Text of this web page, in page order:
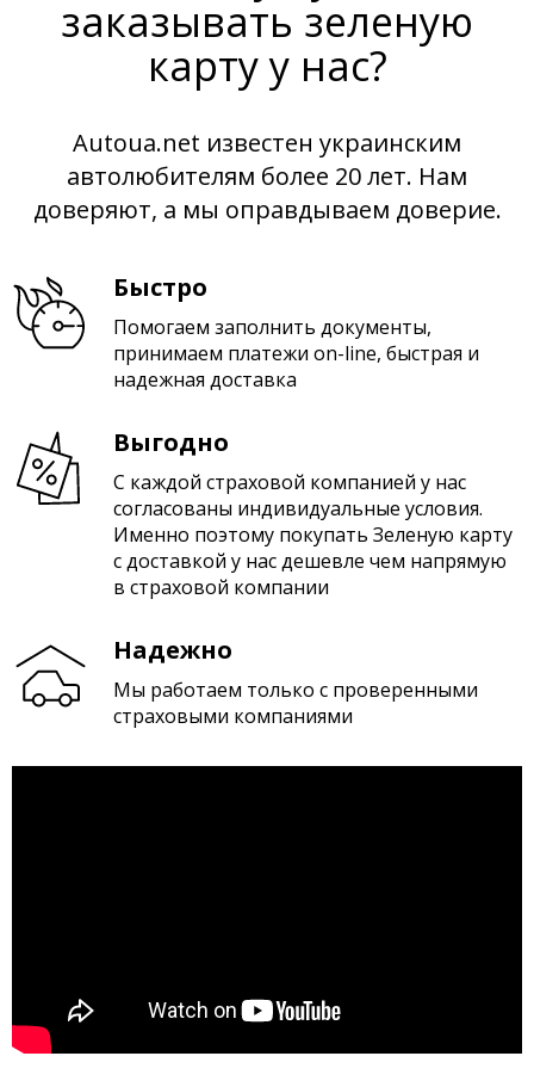
заказывать зеленую
карту у нас?
Autoua.net известен украинским
автолюбителям более 20 лет. Нам
доверяют, а мы оправдываем доверие.
Быстро
Помогаем заполнить документы,
принимаем платежи on-line, быстрая и
надежная доставка
Выгодно
С каждой страховой компанией у нас
согласованы индивидуальные условия.
Именно поэтому покупать Зеленую карту
с доставкой у нас дешевле чем напрямую
в страховой компании
Надежно
Мы работаем только с проверенными
страховыми компаниями